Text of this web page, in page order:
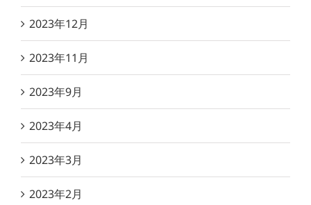
2023年12月
2023年11月
2023年9月
2023年4月
2023年3月
2023年2月